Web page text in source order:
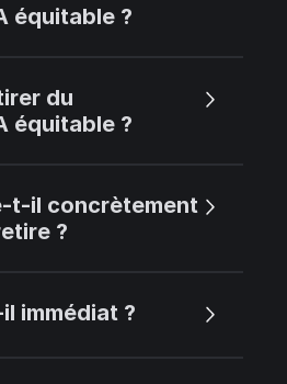
équitable ?
du
équitable ?
t-il concrètement
?
immédiat ?